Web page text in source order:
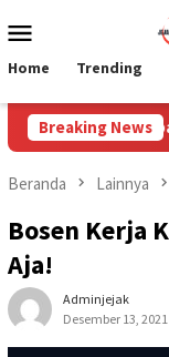
ke
Mobile
Home Trending
Breaking News
Capai
Beranda Lainnya
Bosen Kerja
Aja!
Adminjejak
Desember 13, 2021